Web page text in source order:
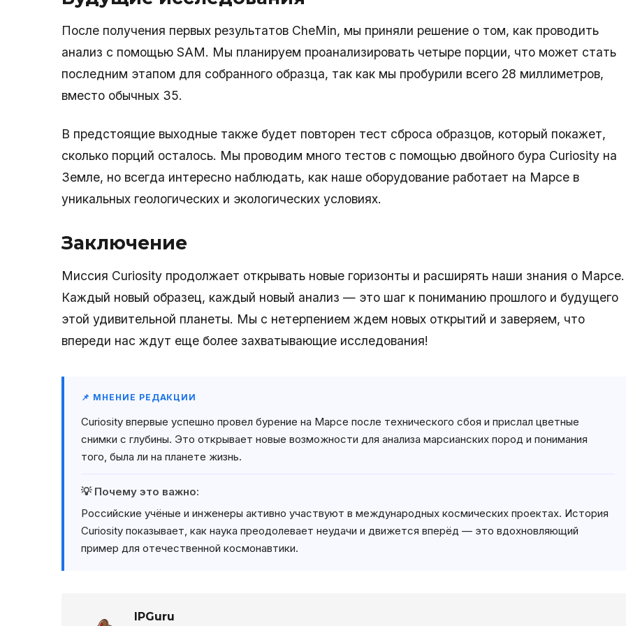
После получения первых результатов CheMin, мы приняли решение о том, как проводить
анализ с помощью SAM. Мы планируем проанализировать четыре порции, что может стать
последним этапом для собранного образца, так как мы пробурили всего 28 миллиметров,
вместо обычных 35.
В предстоящие выходные также будет повторен тест сброса образцов, который покажет,
сколько порций осталось. Мы проводим много тестов с помощью двойного бура Curiosity на
Земле, но всегда интересно наблюдать, как наше оборудование работает на Марсе в
уникальных геологических и экологических условиях.
Заключение
Миссия Curiosity продолжает открывать новые горизонты и расширять наши знания о Марсе.
Каждый новый образец, каждый новый анализ — это шаг к пониманию прошлого и будущего
этой удивительной планеты. Мы с нетерпением ждем новых открытий и заверяем, что
впереди нас ждут еще более захватывающие исследования!
📌 МНЕНИЕ РЕДАКЦИИ
Curiosity впервые успешно провел бурение на Марсе после технического сбоя и прислал цветные
снимки с глубины. Это открывает новые возможности для анализа марсианских пород и понимания
того, была ли на планете жизнь.
💡 Почему это важно:
Российские учёные и инженеры активно участвуют в международных космических проектах. История
Curiosity показывает, как наука преодолевает неудачи и движется вперёд — это вдохновляющий
пример для отечественной космонавтики.
IPGuru